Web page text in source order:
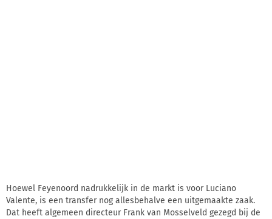
Hoewel Feyenoord nadrukkelijk in de markt is voor Luciano
Valente, is een transfer nog allesbehalve een uitgemaakte zaak.
Dat heeft algemeen directeur Frank van Mosselveld gezegd bij de